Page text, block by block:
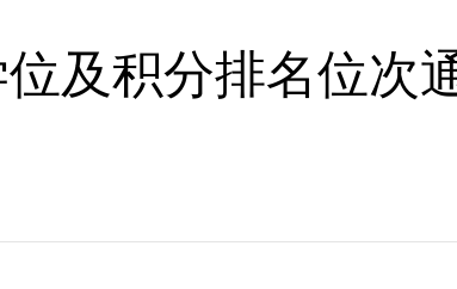
及积分排名位次